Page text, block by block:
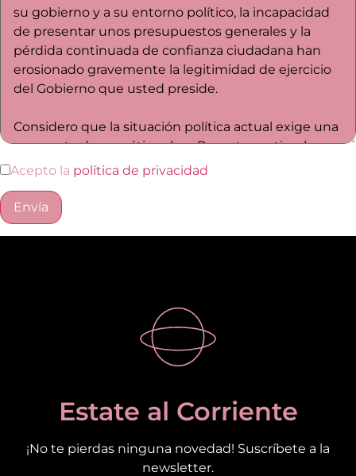
Acepto la política de privacidad
Estate al Corriente
¡No te pierdas ninguna novedad! Suscríbete a la
newsletter.